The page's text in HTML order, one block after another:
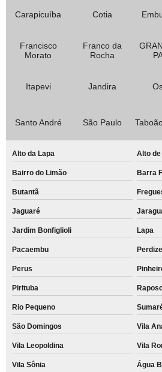
Carapicuíba Cotia
Francisco
Morato
Franco da
Rocha
Itapevi Jandira
Santo André São Paulo
Alto da Lapa Alto
Bairro do Limão Barra
Butantã
Jaguaré
Jardim Bonfiglioli Lapa
Pacaembu
Perus
Pirituba
Rio Pequeno
São Domingos Vila
Vila Leopoldina Vila
Vila Sônia Água